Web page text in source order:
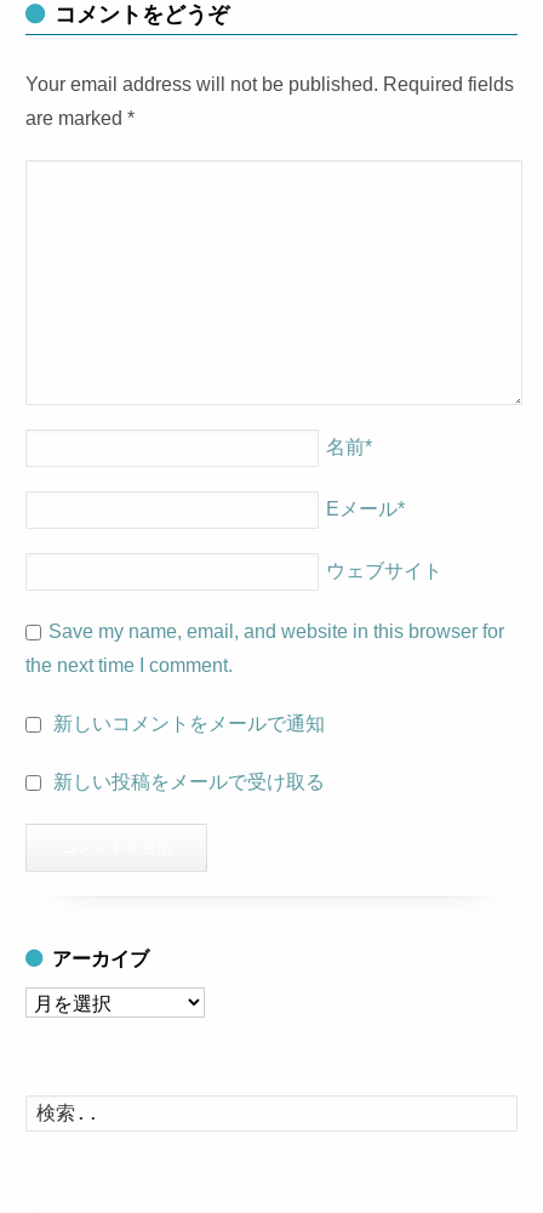
コメントをどうぞ
Your email address will not be published. Required fields
are marked*
名前*
Eメール*
ウェブサイト
Save my name, email, and website in this browser for
the next time I comment.
新しいコメントをメールで通知
新しい投稿をメールで受け取る
アーカイブ
ア
イ
ブ
索